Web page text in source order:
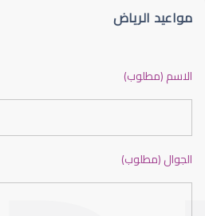
مواعيد الرياض
الاسم (مطلوب)
الجوال (مطلوب)